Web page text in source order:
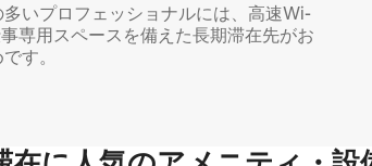
多いプロフェッショナルには、高速Wi-
専用スペースを備えた長期滞在先がお
す。